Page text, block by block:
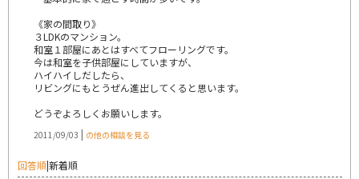
《家の間取り》
３LDKのマンション。
和室１部屋にあとはすべてフローリングです。
今は和室を子供部屋にしていますが、
ハイハイしだしたら、
リビングにもとうぜん進出してくると思います。
どうぞよろしくお願いします。
2011/09/03 | の他の相談を見る
回答順|新着順